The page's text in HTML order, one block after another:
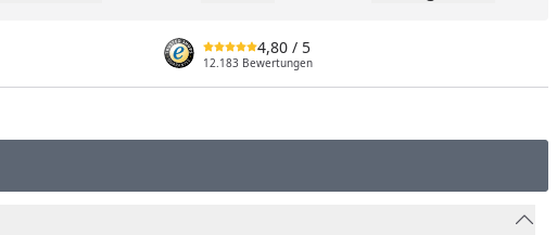
4,80 / 5
12.183 Bewertungen